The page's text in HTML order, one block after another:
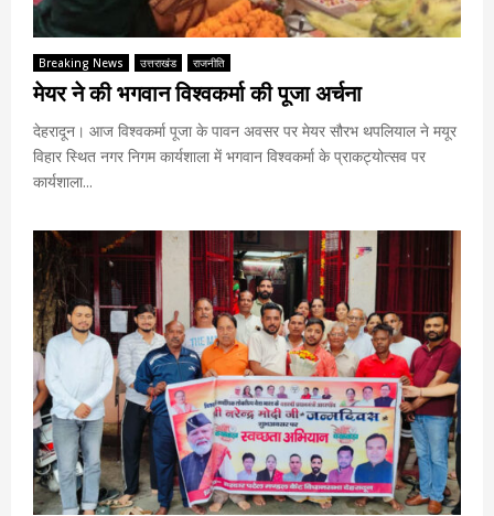
Breaking News उत्तराखंड राजनीति
मेयर ने की भगवान विश्वकर्मा की पूजा अर्चना
देहरादून। आज विश्वकर्मा पूजा के पावन अवसर पर मेयर सौरभ थपलियाल ने मयूर
विहार स्थित नगर निगम कार्यशाला में भगवान विश्वकर्मा के प्राकट्योत्सव पर
कार्यशाला...